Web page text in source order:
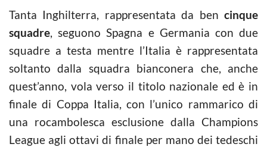
Tanta Inghilterra, rappresentata da ben cinque
squadre, seguono Spagna e Germania con due
squadre a testa mentre l’Italia è rappresentata
soltanto dalla squadra bianconera che, anche
quest’anno, vola verso il titolo nazionale ed è in
finale di Coppa Italia, con l’unico rammarico di
una rocambolesca esclusione dalla Champions
League agli ottavi di finale per mano dei tedeschi